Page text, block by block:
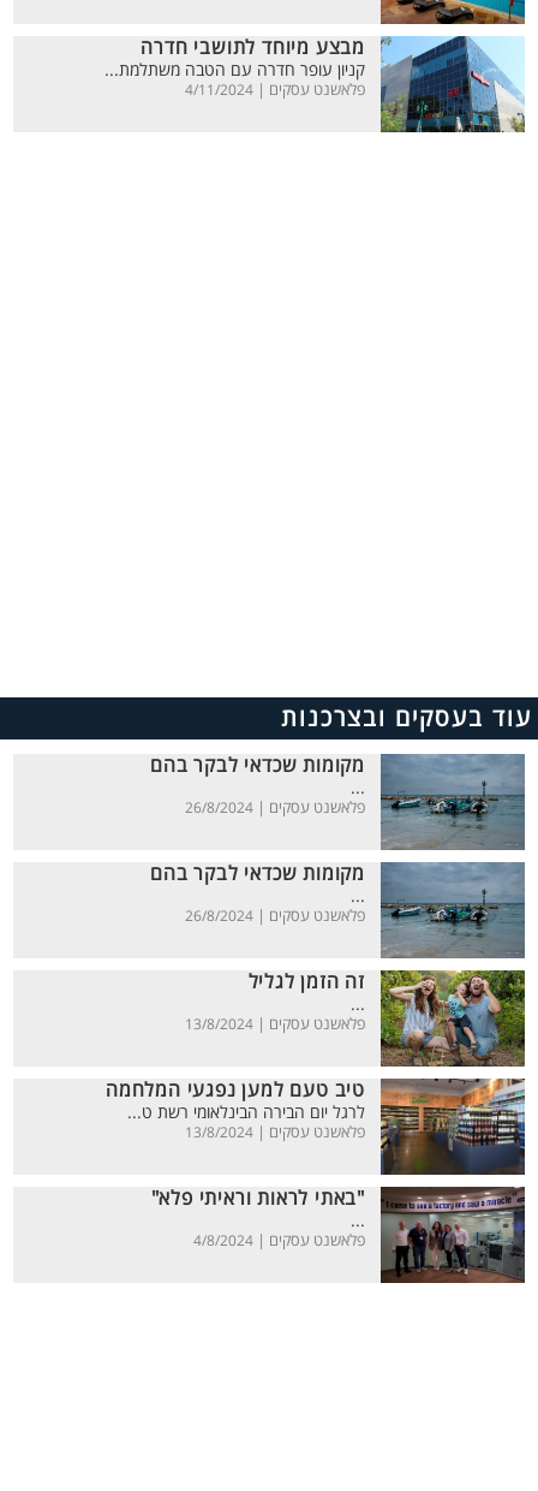
מבצע מיוחד לתושבי חדרה
קניון עופר חדרה עם הטבה משתלמת...
פלאשנט עסקים | 4/11/2024
עוד בעסקים ובצרכנות
מקומות שכדאי לבקר בהם
...
פלאשנט עסקים | 26/8/2024
מקומות שכדאי לבקר בהם
...
פלאשנט עסקים | 26/8/2024
זה הזמן לגליל
...
פלאשנט עסקים | 13/8/2024
טיב טעם למען נפגעי המלחמה
לרגל יום הבירה הבינלאומי רשת ט...
פלאשנט עסקים | 13/8/2024
"באתי לראות וראיתי פלא"
...
פלאשנט עסקים | 4/8/2024